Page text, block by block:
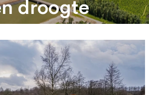
droogte